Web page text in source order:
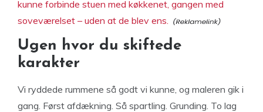
kunne forbinde stuen med køkkenet, gangen med
soveværelset – uden at de blev ens.
Ugen hvor du skiftede
karakter
Vi ryddede rummene så godt vi kunne, og maleren gik i
gang. Først afdækning. Så spartling. Grunding. To lag